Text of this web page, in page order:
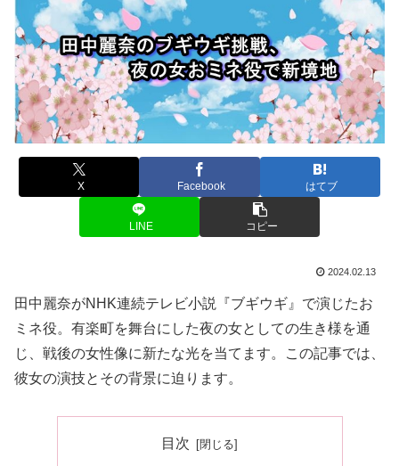
X Facebook はてブ
LINE コピー
2024.02.13
田中麗奈がNHK連続テレビ小説『ブギウギ』で演じたお
ミネ役。有楽町を舞台にした夜の女としての生き様を通
じ、戦後の女性像に新たな光を当てます。この記事では、
彼女の演技とその背景に迫ります。
目次